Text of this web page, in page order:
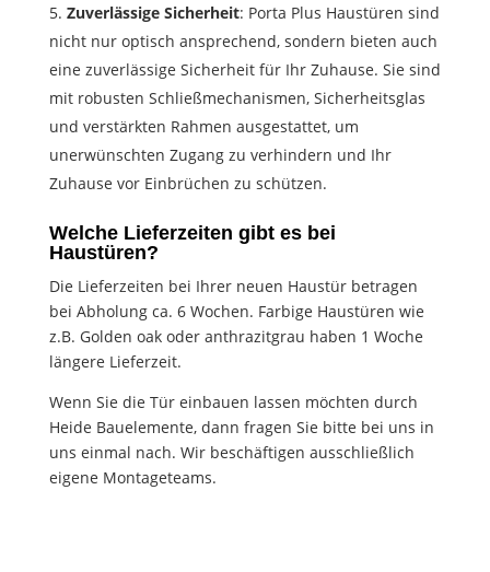
Zuverlässige Sicherheit: Porta Plus Haustüren sind
nicht nur optisch ansprechend, sondern bieten auch
eine zuverlässige Sicherheit für Ihr Zuhause. Sie sind
mit robusten Schließmechanismen, Sicherheitsglas
und verstärkten Rahmen ausgestattet, um
unerwünschten Zugang zu verhindern und Ihr
Zuhause vor Einbrüchen zu schützen.
Welche Lieferzeiten gibt es bei
Haustüren?
Die Lieferzeiten bei Ihrer neuen Haustür betragen
bei Abholung ca. 6 Wochen. Farbige Haustüren wie
z.B. Golden oak oder anthrazitgrau haben 1 Woche
längere Lieferzeit.
Wenn Sie die Tür einbauen lassen möchten durch
Heide Bauelemente, dann fragen Sie bitte bei uns in
uns einmal nach. Wir beschäftigen ausschließlich
eigene Montageteams.